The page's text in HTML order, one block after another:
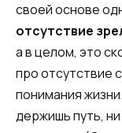
своей основе
отсутствие
а в целом, это
про отсутствие
понимания
держишь путь,